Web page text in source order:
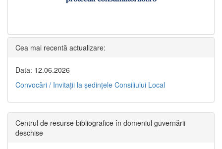
Cea mai recentă actualizare:
Data: 12.06.2026
Convocări / Invitaţii la şedinţele Consiliului Local
Centrul de resurse bibliografice în domeniul guvernării
deschise